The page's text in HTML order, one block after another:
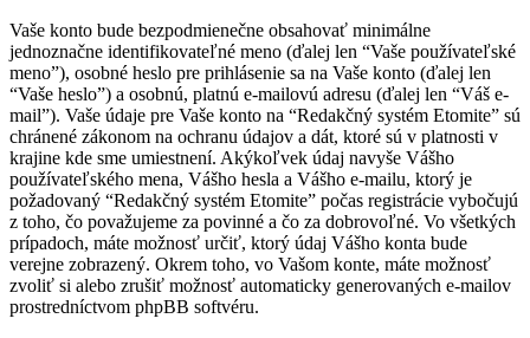
Vaše konto bude bezpodmienečne obsahovať minimálne
jednoznačne identifikovateľné meno (ďalej len “Vaše používateľské
meno”), osobné heslo pre prihlásenie sa na Vaše konto (ďalej len
“Vaše heslo”) a osobnú, platnú e-mailovú adresu (ďalej len “Váš e-
mail”). Vaše údaje pre Vaše konto na “Redakčný systém Etomite” sú
chránené zákonom na ochranu údajov a dát, ktoré sú v platnosti v
krajine kde sme umiestnení. Akýkoľvek údaj navyše Vášho
používateľského mena, Vášho hesla a Vášho e-mailu, ktorý je
požadovaný “Redakčný systém Etomite” počas registrácie vybočujú
z toho, čo považujeme za povinné a čo za dobrovoľné. Vo všetkých
prípadoch, máte možnosť určiť, ktorý údaj Vášho konta bude
verejne zobrazený. Okrem toho, vo Vašom konte, máte možnosť
zvoliť si alebo zrušiť možnosť automaticky generovaných e-mailov
prostredníctvom phpBB softvéru.